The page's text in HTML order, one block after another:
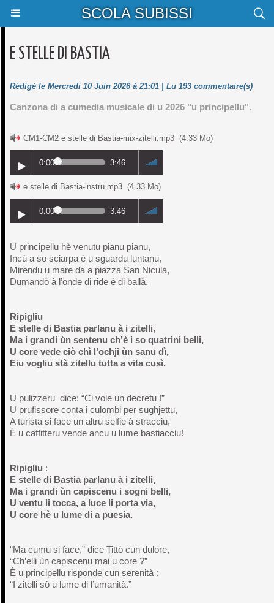
SCOLA SUBISSI
E STELLE DI BASTIA
Rédigé le Mercredi 10 Juin 2026 à 21:01 | Lu 193 commentaire(s)
Canzona di a cumedia musicale di u 2026 "u principellu".
CM1-CM2 e stelle di Bastia-mix-zitelli.mp3 (4.33 Mo)
0:00 3:46
e stelle di Bastia-instru.mp3 (4.33 Mo)
0:00 3:46
U principellu hè venutu pianu pianu,
Incù a so sciarpa è u sguardu luntanu,
Mirendu u mare da a piazza San Niculà,
Dumandò à l’onde di ride è di ballà.
Ripigliu
E stelle di Bastia parlanu à i zitelli,
Ma i grandi ùn sentenu ch’è i so quatrini belli,
U core vede ciò chì l’ochji ùn sanu dì,
Eiu vogliu stà zitellu tutta a vita cusì.
U pulizzeru dice: “Ci vole un decretu !”
U prufissore conta i culombi per sughjettu,
A turista si face un altru selfie à stracciu,
È u caffitteru vende ancu u lume bastiacciu!
Ripigliu :
E stelle di Bastia parlanu à i zitelli,
Ma i grandi ùn capiscenu i sogni belli,
U ventu li tocca, a luce li porta via,
U core hè u lume di a puesia.
“Ma cumu si face,” dice Tittò cun dulore,
“Ch’elli ùn capiscenu mai u core ?”
È u principellu risponde cun serenità :
“I zitelli sò u lume di l’umanità.”